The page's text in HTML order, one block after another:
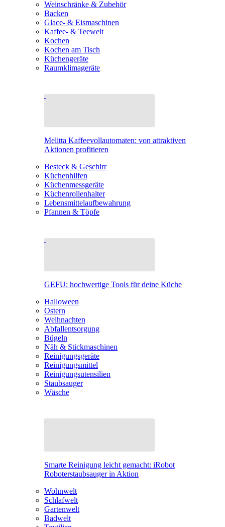
Weinschränke & Zubehör
Backen
Glace- & Eismaschinen
Kaffee- & Teewelt
Kochen
Kochen am Tisch
Küchengeräte
Raumklimageräte
Melitta Kaffeevollautomaten: von attraktiven
Aktionen profitieren
Besteck & Geschirr
Küchenhilfen
Küchenmessgeräte
Küchenrollenhalter
Lebensmittelaufbewahrung
Pfannen & Töpfe
GEFU: hochwertige Tools für deine Küche
Halloween
Ostern
Weihnachten
Abfallentsorgung
Bügeln
Näh & Stickmaschinen
Reinigungsgeräte
Reinigungsmittel
Reinigungsutensilien
Staubsauger
Wäsche
Smarte Reinigung leicht gemacht: iRobot
Roboterstaubsauger in Aktion
Wohnwelt
Schlafwelt
Gartenwelt
Badwelt